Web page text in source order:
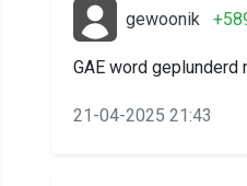
gewoonik
GAE word geplunderd
21-04-2025 21:43